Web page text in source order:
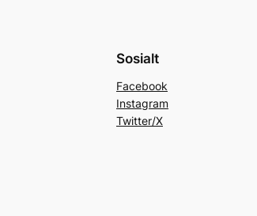
Sosialt
Facebook
Instagram
Twitter/X